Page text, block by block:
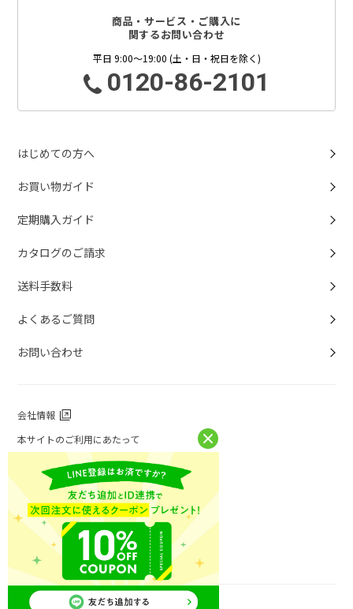
商品・サービス・ご購入に
関するお問い合わせ
平日 9:00～19:00 (土・日・祝日を除く)
0120-86-2101
はじめての方へ
お買い物ガイド
定期購入ガイド
カタログのご請求
送料手数料
よくあるご質問
お問い合わせ
会社情報
本サイトのご利用にあたって
個人情報保護方針
個人情報取扱について
特定商取引法に基づく表記
お問い合わせ
ニチレイフーズ公式ホームページ